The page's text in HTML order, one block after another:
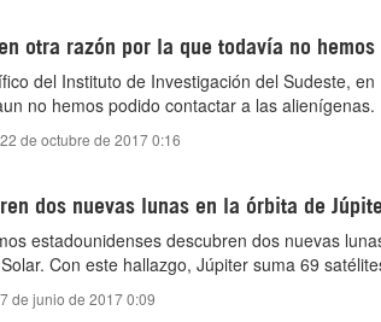
otra razón por la que todavía no
del Instituto de Investigación del Sudeste,
no hemos podido contactar a las alienígenas.
de octubre de 2017 0:16
dos nuevas lunas en la órbita de
estadounidenses descubren dos nuevas
Con este hallazgo, Júpiter suma 69
de junio de 2017 0:09